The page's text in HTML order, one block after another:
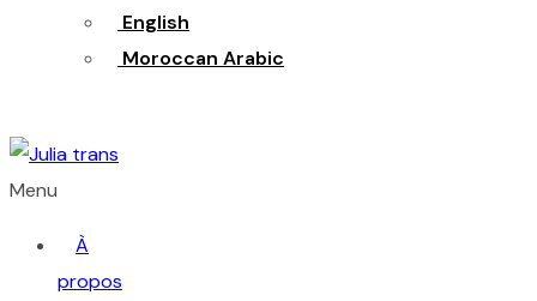
English
Moroccan Arabic
Menu
À
propos